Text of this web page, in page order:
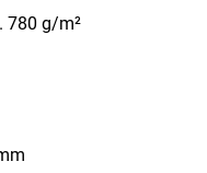
780 g/m²